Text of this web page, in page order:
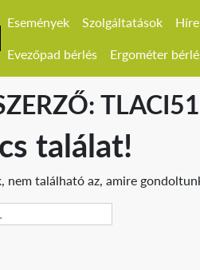
Események Szolgáltatások
Evezőpad bérlés Ergométer
találat!
nem található az, amire